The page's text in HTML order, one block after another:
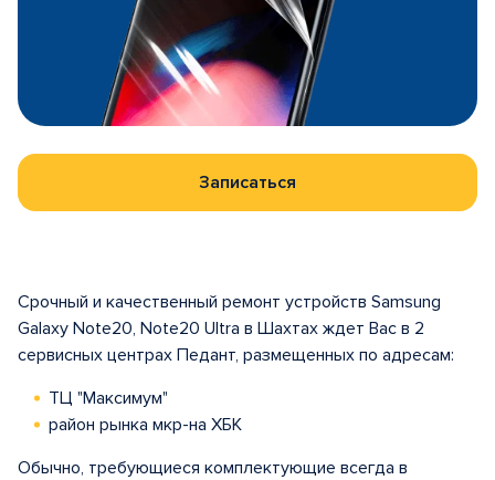
Записаться
Срочный и качественный ремонт устройств Samsung
Galaxy Note20, Note20 Ultra в Шахтах ждет Вас в 2
сервисных центрах Педант, размещенных по адресам:
ТЦ "Максимум"
район рынка мкр-на ХБК
Обычно, требующиеся комплектующие всегда в